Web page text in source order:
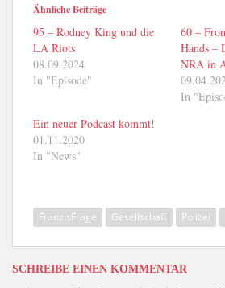
Ähnliche Beiträge
95 – Rodney King und die
LA Riots
08.09.2024
In "Episode"
60 –
Hands –
NRA in
In
Ein neuer Podcast kommt!
01.11.2020
In "News"
FranzisFrage Gesellschaft Polizei
SCHREIBE EINEN KOMMENTAR